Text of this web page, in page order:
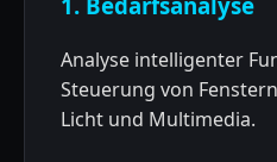
Analyse intelligenter
Steuerung von
Licht und Multimedia.